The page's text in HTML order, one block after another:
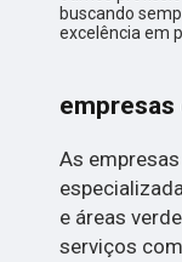
buscando
excelência em
empresas
As
e áreas
serviços